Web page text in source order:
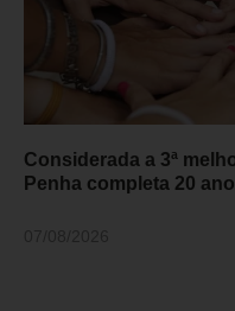
Considerada a 3ª
Penha completa 20